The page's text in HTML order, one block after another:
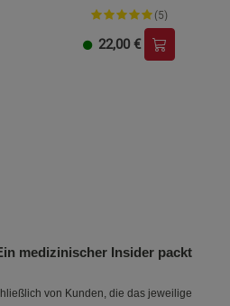
(5)
22,00 €
medizinischer Insider packt
von Kunden, die das jeweilige